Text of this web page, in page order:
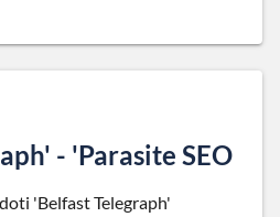
- 'Parasite SEO
'Belfast Telegraph'